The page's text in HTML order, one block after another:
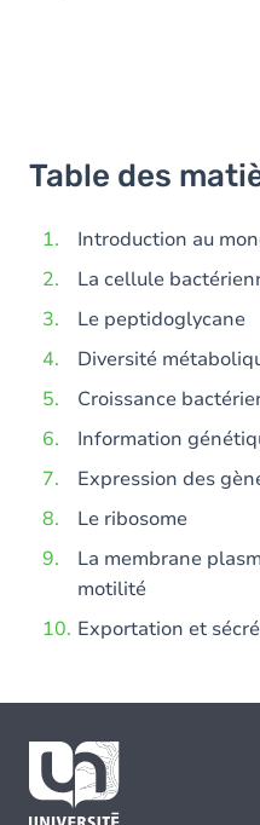
Table des
Introduction au
La cellule
Le peptidoglycane
Diversité
Croissance
Information
Expression des
Le ribosome
La membrane
motilité
Exportation et